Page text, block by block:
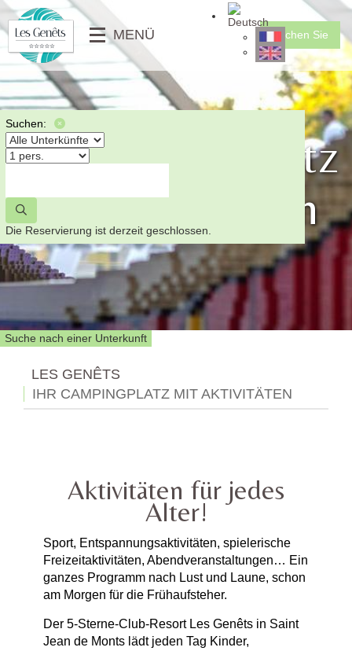
MENÜ
DIENSTLEISTUNGEN
FOTOGALERIE
VIDEO
⟶
CLUB FÜR KINDER
⟵
MOBILHEIME
MOBILHEIME PMR
UNGEWÖHNLICHE
Buchen Sie
Ihr Campingplatz
mit Aktivitäten
Suche nach einer Unterkunft
Suchen:
Die Reservierung ist derzeit geschlossen.
LES GENÊTS
IHR CAMPINGPLATZ MIT AKTIVITÄTEN
Aktivitäten für jedes
Alter!
Sport, Entspannungsaktivitäten, spielerische
Freizeitaktivitäten, Abendveranstaltungen… Ein
ganzes Programm nach Lust und Laune, schon
am Morgen für die Frühaufsteher.
Der 5-Sterne-Club-Resort Les Genêts in Saint
Jean de Monts lädt jeden Tag Kinder,